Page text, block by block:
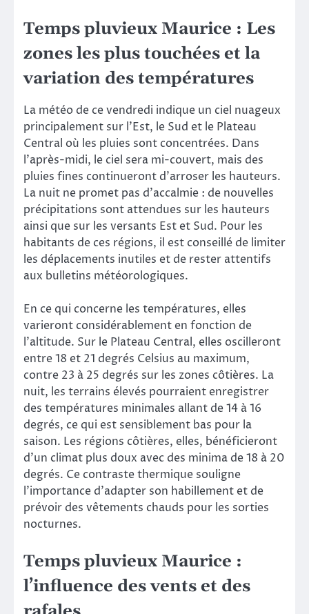
Temps pluvieux Maurice : Les
zones les plus touchées et la
variation des températures
La météo de ce vendredi indique un ciel nuageux
principalement sur l’Est, le Sud et le Plateau
Central où les pluies sont concentrées. Dans
l’après-midi, le ciel sera mi-couvert, mais des
pluies fines continueront d’arroser les hauteurs.
La nuit ne promet pas d’accalmie : de nouvelles
précipitations sont attendues sur les hauteurs
ainsi que sur les versants Est et Sud. Pour les
habitants de ces régions, il est conseillé de limiter
les déplacements inutiles et de rester attentifs
aux bulletins météorologiques.
En ce qui concerne les températures, elles
varieront considérablement en fonction de
l’altitude. Sur le Plateau Central, elles oscilleront
entre 18 et 21 degrés Celsius au maximum,
contre 23 à 25 degrés sur les zones côtières. La
nuit, les terrains élevés pourraient enregistrer
des températures minimales allant de 14 à 16
degrés, ce qui est sensiblement bas pour la
saison. Les régions côtières, elles, bénéficieront
d’un climat plus doux avec des minima de 18 à 20
degrés. Ce contraste thermique souligne
l’importance d’adapter son habillement et de
prévoir des vêtements chauds pour les sorties
nocturnes.
Temps pluvieux Maurice :
l’influence des vents et des